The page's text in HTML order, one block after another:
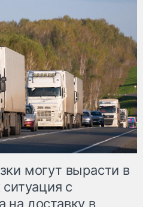
могут вырасти в
с
на доставку в